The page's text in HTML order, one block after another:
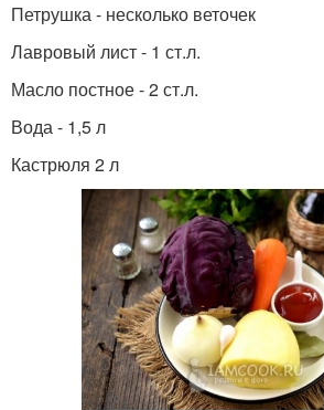
Петрушка - несколько веточек
Лавровый лист - 1 ст.л.
Масло постное - 2 ст.л.
Вода - 1,5 л
Кастрюля 2 л